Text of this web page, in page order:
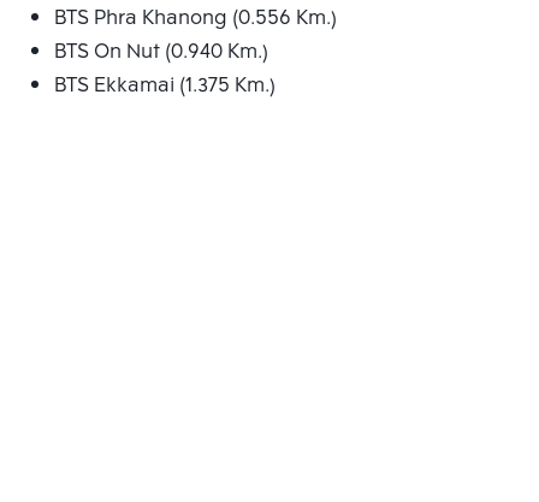
BTS Phra Khanong (0.556 Km.)
BTS On Nut (0.940 Km.)
BTS Ekkamai (1.375 Km.)